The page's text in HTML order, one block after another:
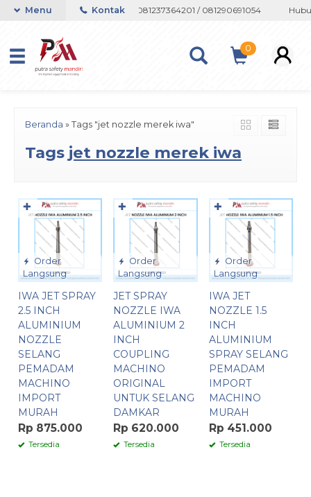
Whatsapp 082133767508 / 081237364201 / 081290691054
Menu Kontak
0
Beranda » Tags "jet nozzle merek iwa"
Tags jet nozzle merek iwa
Order
Langsung
IWA JET SPRAY
2.5 INCH
ALUMINIUM
NOZZLE
SELANG
PEMADAM
MACHINO
IMPORT
MURAH
Rp 875.000
Tersedia
✚
Order
Langsung
JET SPRAY
NOZZLE IWA
ALUMINIUM 2
INCH
COUPLING
MACHINO
ORIGINAL
UNTUK SELANG
DAMKAR
Rp 620.000
Tersedia
✚
Order
Langsung
IWA JET
NOZZLE 1.5
INCH
ALUMINIUM
SPRAY SELANG
PEMADAM
IMPORT
MACHINO
MURAH
Rp 451.000
Tersedia
✚